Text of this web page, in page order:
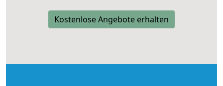
Kostenlose Angebote erhalten